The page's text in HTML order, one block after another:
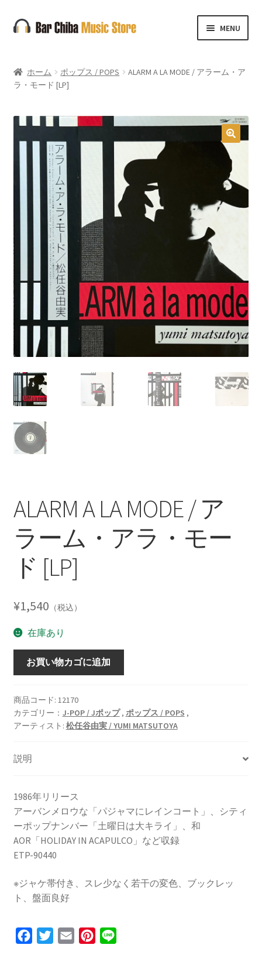
ナ
ビ
ー
シ
へ
ス
キ
ッ
プ
コ
ン
ン
ツ
キ
ッ
プ
MENU
ホーム ポップス / POPS
ALARM A LA MODE / アラーム・ア
ラ・モード [LP]
🔍
ALARM A LA MODE / ア
ラーム・アラ・モー
ド [LP]
¥1,540 （税込）
在庫あり
ALARM
MODE
/
ア
ー
ラ・
モ
ド
[LP]
お買い物カゴに追加
商品コード: 12170
カテゴリー： J-POP / Jポップ, ポップス / POPS ,
アーティスト: 松任谷由実 / YUMI MATSUTOYA
説明
1986年リリース
アーバンメロウな「パジャマにレインコート」、シティ
ーポップナンバー「土曜日は大キライ」、和
AOR「HOLIDAY IN ACAPULCO」など収録
ETP-90440
※ジャケ帯付き、スレ少なく若干の変色、ブックレッ
ト、盤面良好